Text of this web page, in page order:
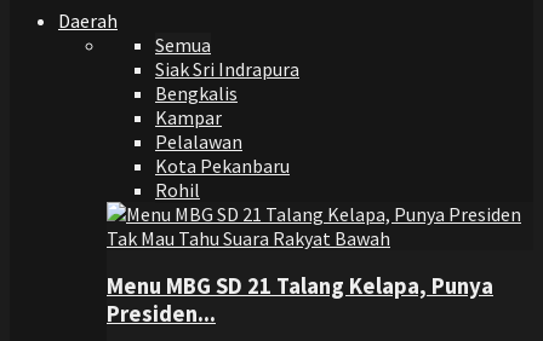
Daerah
Semua
Siak Sri Indrapura
Bengkalis
Kampar
Pelalawan
Kota Pekanbaru
Rohil
Menu MBG SD 21 Talang Kelapa, Punya
Presiden...